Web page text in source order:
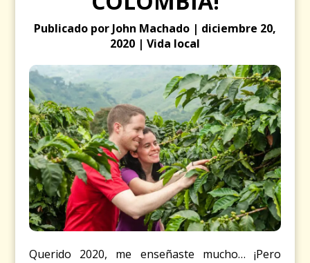
Publicado por John Machado | diciembre 20,
2020 | Vida local
Querido 2020, me enseñaste mucho… ¡Pero